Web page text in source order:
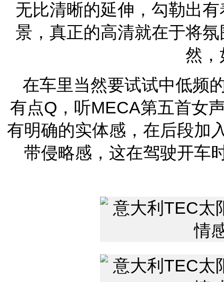
无比清晰的延伸，勾勒出
景，真正的高清就在于将
然，
在车里当然要试试中低频
有点Q，听MECA第五首女
有明确的实体感，在后段加
带侵略感，这在驾驶开车